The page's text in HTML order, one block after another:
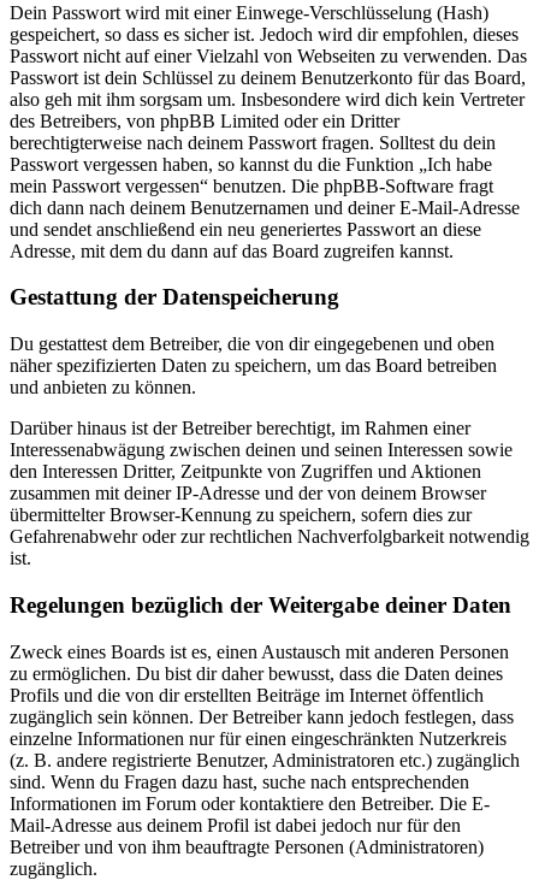
Dein Passwort wird mit einer Einwege-Verschlüsselung (Hash)
gespeichert, so dass es sicher ist. Jedoch wird dir empfohlen, dieses
Passwort nicht auf einer Vielzahl von Webseiten zu verwenden. Das
Passwort ist dein Schlüssel zu deinem Benutzerkonto für das Board,
also geh mit ihm sorgsam um. Insbesondere wird dich kein Vertreter
des Betreibers, von phpBB Limited oder ein Dritter
berechtigterweise nach deinem Passwort fragen. Solltest du dein
Passwort vergessen haben, so kannst du die Funktion „Ich habe
mein Passwort vergessen“ benutzen. Die phpBB-Software fragt
dich dann nach deinem Benutzernamen und deiner E-Mail-Adresse
und sendet anschließend ein neu generiertes Passwort an diese
Adresse, mit dem du dann auf das Board zugreifen kannst.
Gestattung der Datenspeicherung
Du gestattest dem Betreiber, die von dir eingegebenen und oben
näher spezifizierten Daten zu speichern, um das Board betreiben
und anbieten zu können.
Darüber hinaus ist der Betreiber berechtigt, im Rahmen einer
Interessenabwägung zwischen deinen und seinen Interessen sowie
den Interessen Dritter, Zeitpunkte von Zugriffen und Aktionen
zusammen mit deiner IP-Adresse und der von deinem Browser
übermittelter Browser-Kennung zu speichern, sofern dies zur
Gefahrenabwehr oder zur rechtlichen Nachverfolgbarkeit notwendig
ist.
Regelungen bezüglich der Weitergabe deiner Daten
Zweck eines Boards ist es, einen Austausch mit anderen Personen
zu ermöglichen. Du bist dir daher bewusst, dass die Daten deines
Profils und die von dir erstellten Beiträge im Internet öffentlich
zugänglich sein können. Der Betreiber kann jedoch festlegen, dass
einzelne Informationen nur für einen eingeschränkten Nutzerkreis
(z. B. andere registrierte Benutzer, Administratoren etc.) zugänglich
sind. Wenn du Fragen dazu hast, suche nach entsprechenden
Informationen im Forum oder kontaktiere den Betreiber. Die E-
Mail-Adresse aus deinem Profil ist dabei jedoch nur für den
Betreiber und von ihm beauftragte Personen (Administratoren)
zugänglich.